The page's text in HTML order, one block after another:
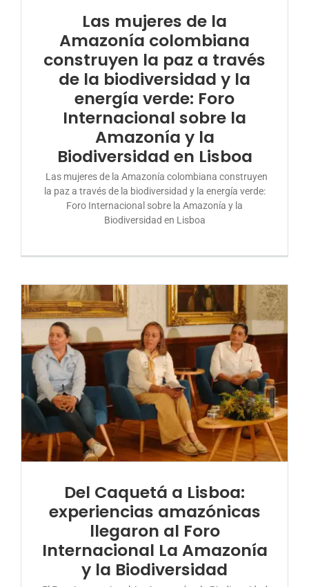
Las mujeres de la
Amazonía colombiana
construyen la paz a través
de la biodiversidad y la
energía verde: Foro
Internacional sobre la
Amazonía y la
Biodiversidad en Lisboa
Las mujeres de la Amazonía colombiana construyen
la paz a través de la biodiversidad y la energía verde:
Foro Internacional sobre la Amazonía y la
Biodiversidad en Lisboa
Del Caquetá a Lisboa:
experiencias amazónicas
llegaron al Foro
Internacional La Amazonía
y la Biodiversidad